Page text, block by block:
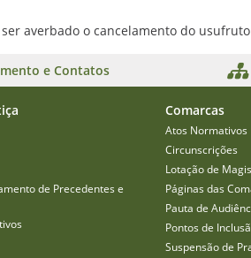
averbado o cancelamento do
e Contatos
de Precedentes e
Comarcas
Atos Normativos
Circunscrições
Lotação de
Páginas das
Pauta de
Pontos de
Suspensão de